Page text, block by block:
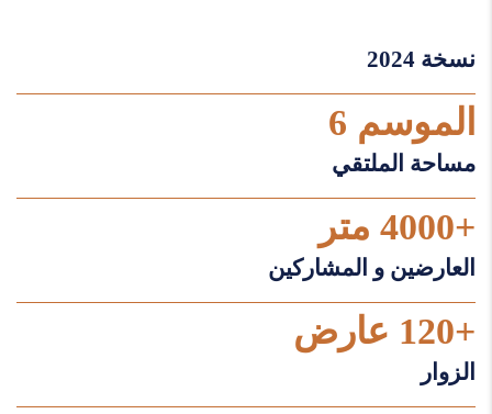
نسخة 2024
الموسم 6
مساحة الملتقي
+4000 متر
العارضين و المشاركين
+120 عارض
الزوار